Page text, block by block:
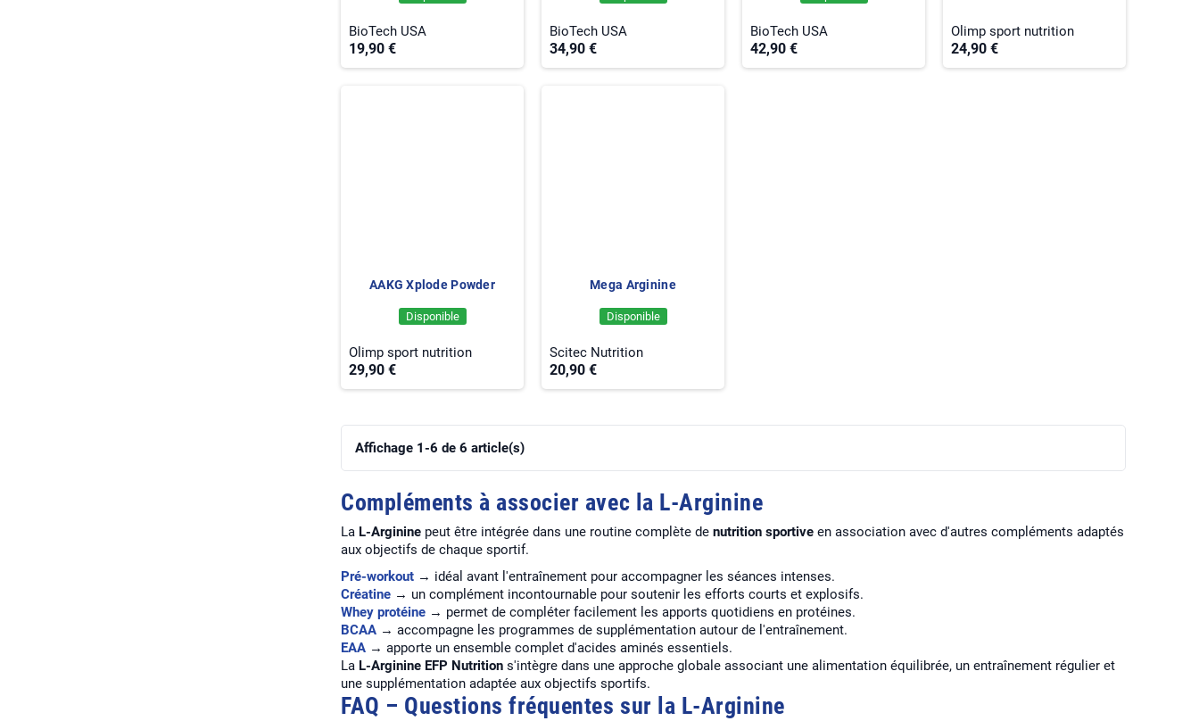
BioTech USA
19,90 €
BioTech USA
34,90 €
BioTech USA
42,90 €
Olimp sport nutrition
24,90 €
AAKG Xplode Powder
Disponible
Olimp sport nutrition
29,90 €
Mega Arginine
Disponible
Scitec Nutrition
20,90 €
Affichage 1-6 de 6 article(s)
Compléments à associer avec la L-Arginine
La L-Arginine peut être intégrée dans une routine complète de nutrition sportive en association avec d'autres compléments adaptés
aux objectifs de chaque sportif.
Pré-workout → idéal avant l'entraînement pour accompagner les séances intenses.
Créatine → un complément incontournable pour soutenir les efforts courts et explosifs.
Whey protéine → permet de compléter facilement les apports quotidiens en protéines.
BCAA → accompagne les programmes de supplémentation autour de l'entraînement.
EAA → apporte un ensemble complet d'acides aminés essentiels.
La L-Arginine EFP Nutrition s'intègre dans une approche globale associant une alimentation équilibrée, un entraînement régulier et
une supplémentation adaptée aux objectifs sportifs.
FAQ – Questions fréquentes sur la L-Arginine